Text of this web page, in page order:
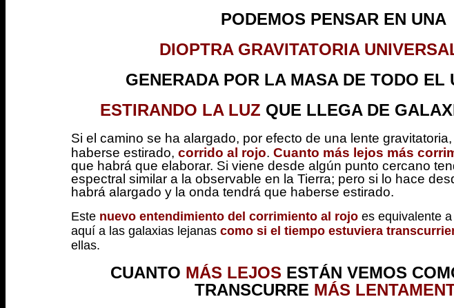
PODEMOS PENSAR EN UNA
DIOPTRA GRAVITATORIA
GENERADA POR LA MASA DE TODO EL
ESTIRANDO LA LUZ QUE LLEGA DE
Si e l camino se ha alargado, por efecto de una lente
haberse estirado, corrido al rojo. Cuanto más lejos más
que habrá que elaborar. Si viene desde algún punto cercano
espectral similar a la observable en la Tierra; pero si lo hace
habrá alargado y la onda tendrá que haberse estirado.
Este nuevo entendimiento del corrimiento al rojo es equivalente
aquí a las galaxias lejanas como si el tiempo estuviera
ellas.
CUANTO MÁS LEJOS ESTÁN VEMOS
TRANSCURRE MÁS